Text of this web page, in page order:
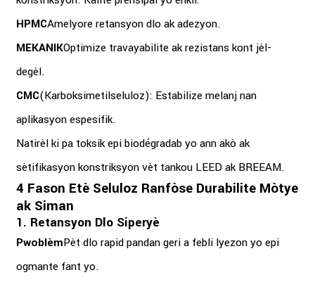
HPMCAmelyore retansyon dlo ak adezyon.
MEKANIKOptimize travayabilite ak rezistans kont jèl-
degèl.
CMC(Karboksimetilseluloz): Estabilize melanj nan
aplikasyon espesifik.
Natirèl ki pa toksik epi biodégradab yo ann akò ak
sètifikasyon konstriksyon vèt tankou LEED ak BREEAM.
4 Fason Etè Seluloz Ranfòse Durabilite Mòtye
ak Siman
1. Retansyon Dlo Siperyè
PwoblèmPèt dlo rapid pandan geri a febli lyezon yo epi
ogmante fant yo.